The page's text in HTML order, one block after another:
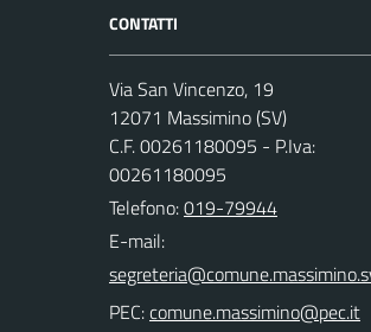
CONTATTI
Via San Vincenzo, 19
12071 Massimino (SV)
C.F. 00261180095 - P.Iva:
00261180095
Telefono:019-79944
E-mail:
PEC: